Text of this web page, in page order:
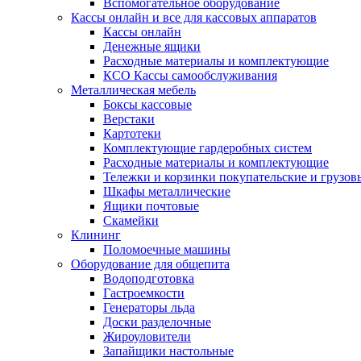
Вспомогательное оборудование
Кассы онлайн и все для кассовых аппаратов
Кассы онлайн
Денежные ящики
Расходные материалы и комплектующие
КСО Кассы самообслуживания
Металлическая мебель
Боксы кассовые
Верстаки
Картотеки
Комплектующие гардеробных систем
Расходные материалы и комплектующие
Тележки и корзинки покупательские и
Шкафы металлические
Ящики почтовые
Скамейки
Клининг
Поломоечные машины
Оборудование для общепита
Водоподготовка
Гастроемкости
Генераторы льда
Доски разделочные
Жироуловители
Запайщики настольные